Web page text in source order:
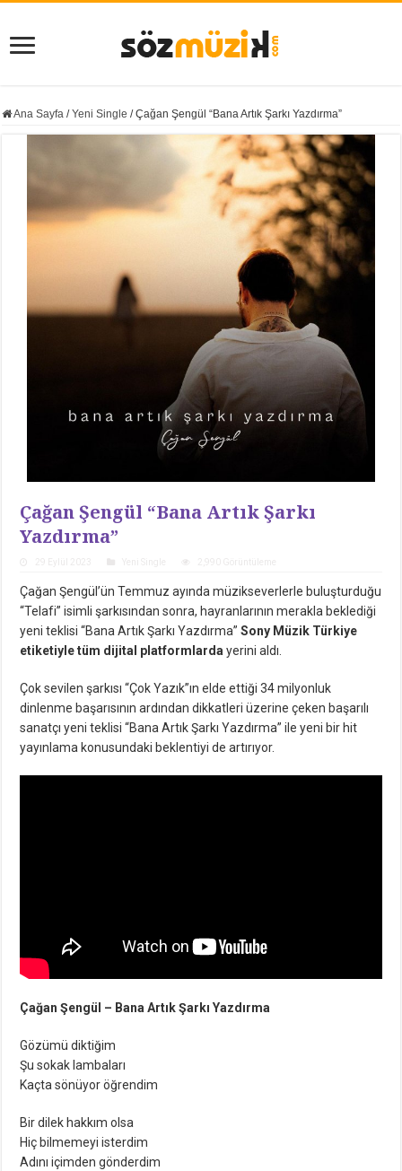
Ana Sayfa / Yeni Single / Çağan Şengül “Bana Artık Şarkı Yazdırma”
Çağan Şengül “Bana Artık Şarkı
Yazdırma”
Çağan Şengül’ün Temmuz ayında müzikseverlerle buluşturduğu
“Telafi” isimli şarkısından sonra, hayranlarının merakla beklediği
yeni teklisi “Bana Artık Şarkı Yazdırma”Sony Müzik Türkiye
etiketiyle tüm dijital platformlardayerini aldı.
Çok sevilen şarkısı “Çok Yazık”ın elde ettiği 34 milyonluk
dinlenme başarısının ardından dikkatleri üzerine çeken başarılı
sanatçı yeni teklisi “Bana Artık Şarkı Yazdırma” ile yeni bir hit
yayınlama konusundaki beklentiyi de artırıyor.
Çağan Şengül – Bana Artık Şarkı Yazdırma
Gözümü diktiğim
Şu sokak lambaları
Kaçta sönüyor öğrendim
Bir dilek hakkım olsa
Hiç bilmemeyi isterdim
Adını içimden gönderdim